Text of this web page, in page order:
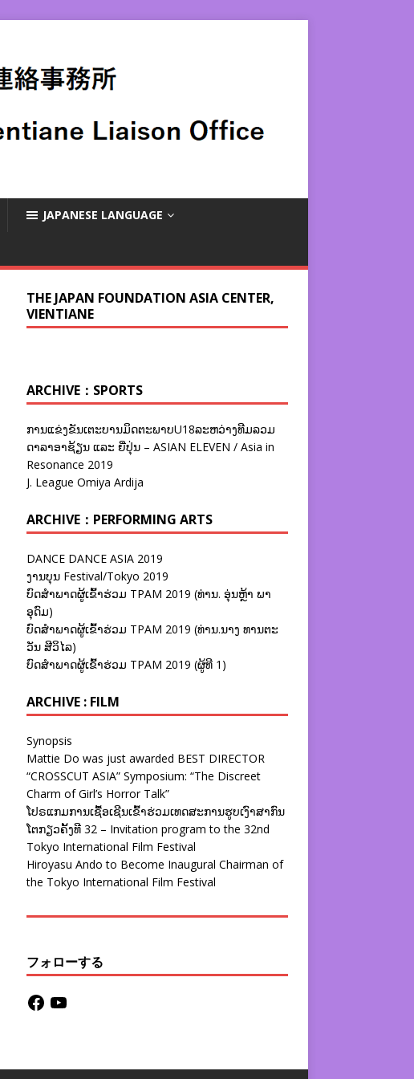
JAPANESE LANGUAGE
THE JAPAN FOUNDATION ASIA CENTER,
VIENTIANE
ARCHIVE：SPORTS
ການແຂ່ງຂັນເຕະບານມິດຕະພາບU18ລະຫວ່າງທີມລວມ
ດາລາອາຊ້ຽນ ແລະ ຍີ່ປຸ່ນ – ASIAN ELEVEN / Asia in
Resonance 2019
J. League Omiya Ardija
ARCHIVE：PERFORMING ARTS
DANCE DANCE ASIA 2019
ງານບຸນ Festival/Tokyo 2019
ບົດສຳພາດຜູ້ເຂົ້າຮ່ວມ TPAM 2019 (ທ່ານ. ອຸ່ນຫຼ້າ ພາ
ອຸດົມ)
ບົດສຳພາດຜູ້ເຂົ້າຮ່ວມ TPAM 2019 (ທ່ານ.ນາງ ທານຕະ
ວັນ ສີວິໄລ)
ບົດສຳພາດຜູ້ເຂົ້າຮ່ວມ TPAM 2019 (ຜູ້ທີ 1)
ARCHIVE : FILM
Synopsis
Mattie Do was just awarded BEST DIRECTOR
“CROSSCUT ASIA” Symposium: “The Discreet
Charm of Girl’s Horror Talk”
ໂປຣແກມການເຊື້ອເຊີນເຂົ້າຮ່ວມເທດສະການຮູບເງົາສາກົນ
ໂຕກຽວຄັ້ງທີ 32 – Invitation program to the 32nd
Tokyo International Film Festival
Hiroyasu Ando to Become Inaugural Chairman of
the Tokyo International Film Festival
フォローする